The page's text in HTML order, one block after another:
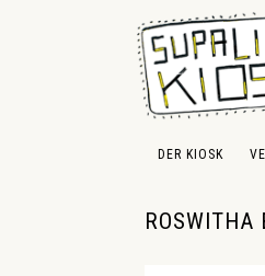
Hauptinhalt springen
Zur Suche springen
Zur Hauptnavigation springen
DER KIOSK
ROSWITHA